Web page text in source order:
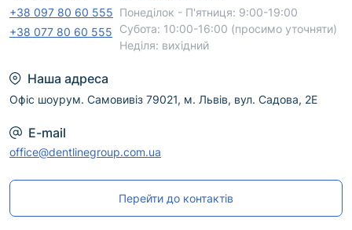
+38 097 80 60 555
+38 077 80 60 555
Понеділок - П'ятниця: 9:00-19:00
Субота: 10:00-16:00 (просимо уточняти)
Неділя: вихідний
Наша адреса
Офіс шоурум. Самовивіз 79021, м. Львів, вул. Садова, 2Е
E-mail
office@dentlinegroup.com.ua
Перейти до контактів